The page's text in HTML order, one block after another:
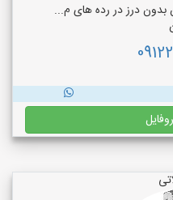
بدون درز در رده های م...